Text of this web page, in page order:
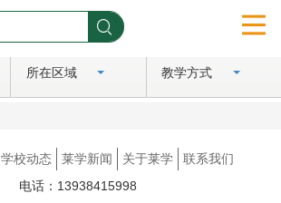
所在区域 教学方式
学校动态 莱学新闻 关于莱学
联系我们
电话：13938415998